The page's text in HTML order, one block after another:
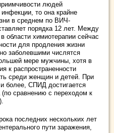
людей
то она крайне
в среднем по ВИЧ-
порядка 12 лет. Между
области химиотерапии сейчас
для продления жизни
заболевшими числятся
мере мужчины, хотя в
к распространенности
среди женщин и детей. При
более, СПИД достигается
(по сравнению с переходом к
последних нескольких лет
пути заражения,